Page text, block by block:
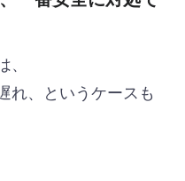
れ、というケースも